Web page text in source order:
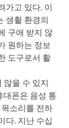
가고 있다. 이
생활 환경의
구애 받지 않
원하는 정보
도구로서 활
않을 수 있지
대폰은 음성 통
소리를 전하
다. 지난 수십